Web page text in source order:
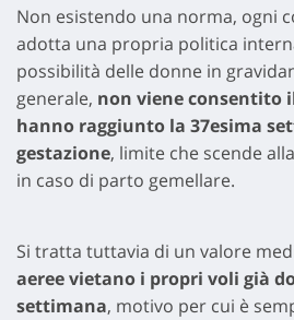
Non esistendo una norma, ogni
adotta una propria politica
possibilità delle donne in
generale, non viene consentito
hanno raggiunto la 37esima
gestazione, limite che scende
in caso di parto gemellare.
Si tratta tuttavia di un valore
aeree vietano i propri voli già
settimana, motivo per cui è